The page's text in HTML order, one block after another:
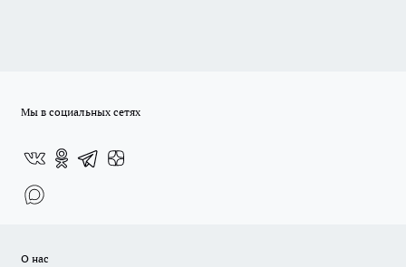
Мы в социальных сетях
О нас